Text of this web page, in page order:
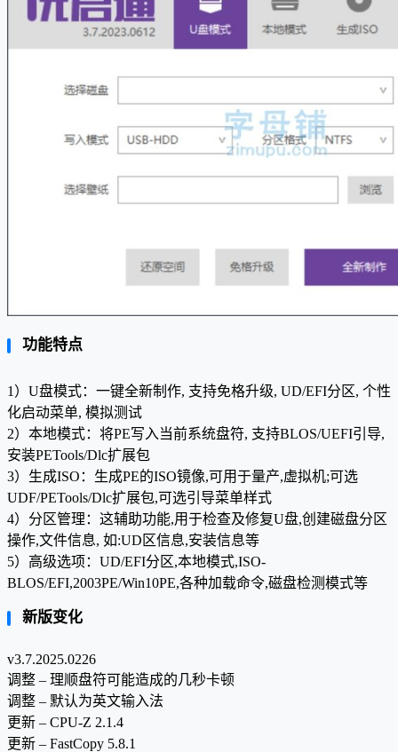
功能特点
1）U盘模式：一键全新制作, 支持免格升级, UD/EFI分区, 个性
化启动菜单, 模拟测试
2）本地模式：将PE写入当前系统盘符, 支持BLOS/UEFI引导,
安装PETools/Dlc扩展包
3）生成ISO：生成PE的ISO镜像,可用于量产,虚拟机;可选
UDF/PETools/Dlc扩展包,可选引导菜单样式
4）分区管理：这辅助功能,用于检查及修复U盘,创建磁盘分区
操作,文件信息, 如:UD区信息,安装信息等
5）高级选项：UD/EFI分区,本地模式,ISO-
BLOS/EFI,2003PE/Win10PE,各种加载命令,磁盘检测模式等
新版变化
v3.7.2025.0226
调整 – 理顺盘符可能造成的几秒卡顿
调整 – 默认为英文输入法
更新 – CPU-Z 2.1.4
更新 – FastCopy 5.8.1